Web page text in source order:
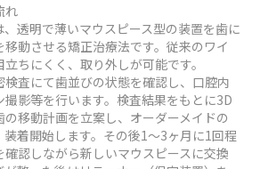
れ
透明で薄いマウスピース型の装置を歯に
動させる矯正治療法です。従来のワイ
ちにくく、取り外しが可能です。
査にて歯並びの状態を確認し、口腔内
撮影等を行います。検査結果をもとに3D
移動計画を立案し、オーダーメイドの
着開始します。その後1～3ヶ月に1回程
認しながら新しいマウスピースに交換